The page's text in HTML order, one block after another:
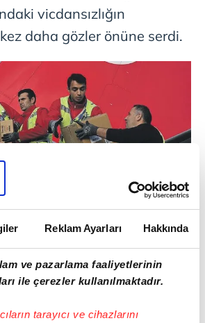
Reklam Ayarları Hakkında
ve pazarlama faaliyetlerinin
ile çerezler kullanılmaktadır.
tarayıcı ve cihazlarını
vicdansızlığın
daha gözler önüne serdi.
her bir yardım kolisi, İsrail
bir mühimmat titizliğiyle
kaynaklar, İsrail'in
dahi "Hamas'ın eline
haftalarca denetim
bebeklerin en temel